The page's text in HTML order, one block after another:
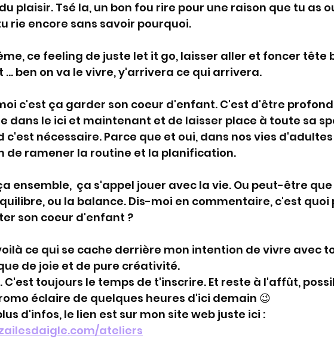
plaisir. Tsé la, un bon fou rire pour une raison que tu as
rie encore sans savoir pourquoi.
ce feeling de juste let it go, laisser aller et foncer tête
... ben on va le vivre, y'arrivera ce qui arrivera.
c'est ça garder son coeur d'enfant. C'est d'être
dans le ici et maintenant et de laisser place à toute sa
c'est nécessaire. Parce que et oui, dans nos vies
de ramener la routine et la planification.
ensemble,  ça s'appel jouer avec la vie. Ou peut-être
ou la balance. Dis-moi en commentaire, c'est
son coeur d'enfant ?
ce qui se cache derrière mon intention de vivre avec
de joie et de pure créativité.
C'est toujours le temps de t'inscrire. Et reste à l'affût,
éclaire de quelques heures d'ici demain 😉
d'infos, le lien est sur mon site web juste ici :
ateliers